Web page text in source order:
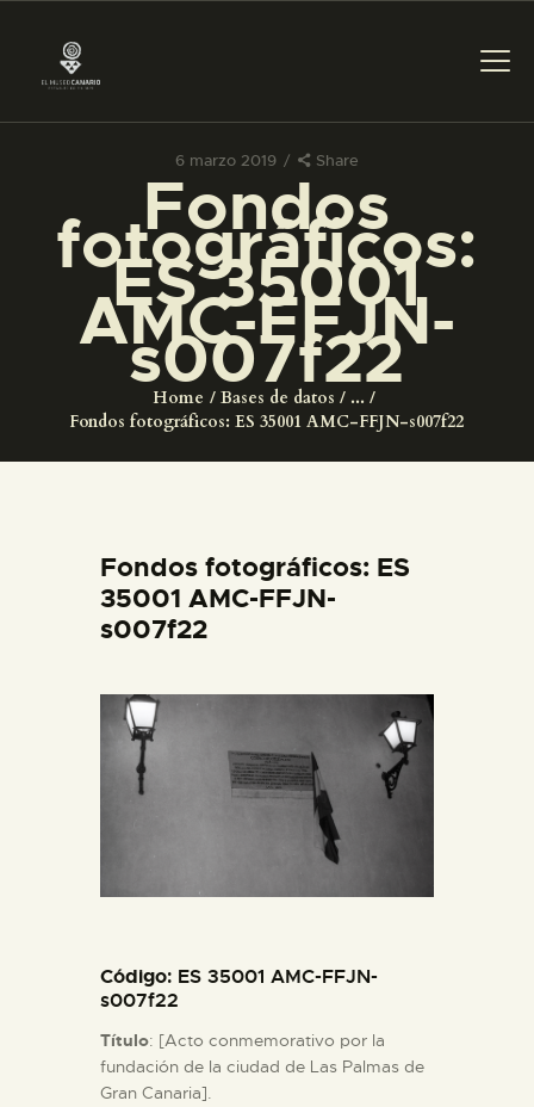
6 marzo 2019 Share
Fondos
fotográficos:
ES 35001
AMC-FFJN-
s007f22
Home Bases de datos
...
Fondos fotográficos: ES 35001 AMC-FFJN-s007f22
PREPARAR LA VISITA
ACTIVIDADES
█
EL MUSEO
DIDÁCTICA
ESPAÑOL
PREPARAR LA VISITA
ACTIVIDADES
COLECCIONES
DIDÁCTICA
Fondos fotográficos: ES
35001 AMC-FFJN-
s007f22
Código: ES 35001 AMC-FFJN-
s007f22
Título: [Acto conmemorativo por la
fundación de la ciudad de Las Palmas de
Gran Canaria].